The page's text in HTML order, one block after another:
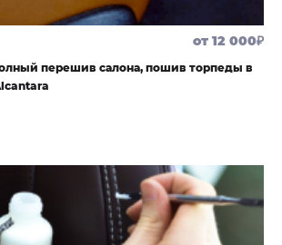
от 12 000₽
перешив салона, пошив торпеды в
ремонт сидений (обновление боковых
различные элементы салона,
роскоши.